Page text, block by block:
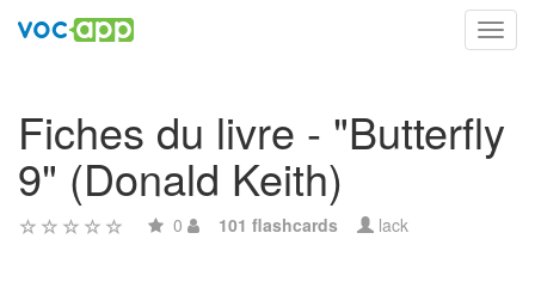
Fiches du livre - "Butterfly
9" (Donald Keith)
0 101 flashcards lack